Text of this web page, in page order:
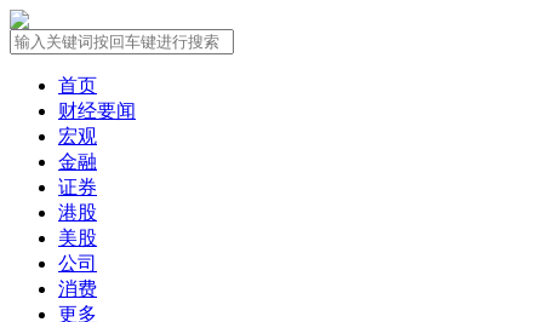
首页
财经要闻
宏观
金融
证券
港股
美股
公司
消费
更多